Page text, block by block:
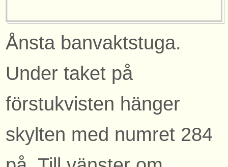
Ånsta banvaktstuga.
Under taket på
förstukvisten hänger
skylten med numret 284